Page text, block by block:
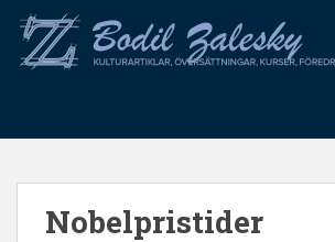
o
Nobelpristider